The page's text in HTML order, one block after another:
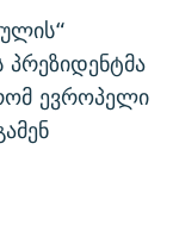
ევროპელი